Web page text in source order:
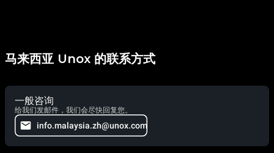
马来西亚 Unox 的联系方式
一般咨询
给我们发邮件，我们会尽快回复您。
info.malaysia.zh@unox.com